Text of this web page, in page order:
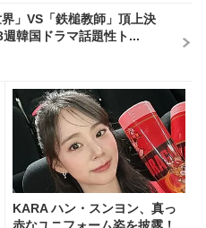
界」VS「鉄槌教師」頂上決
韓国ドラマ話題性ト...
KARA ハン・スンヨン、真っ
赤なユニフォーム姿を披露！